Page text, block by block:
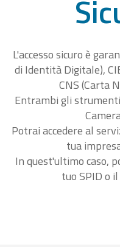
L'accesso sicuro è
di Identità Digitale),
CNS (Carta
Entrambi gli
Potrai accedere al
tua
In quest'ultimo caso,
tuo SPID o